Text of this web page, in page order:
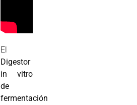
El
Digestor
in vitro
de
fermentación